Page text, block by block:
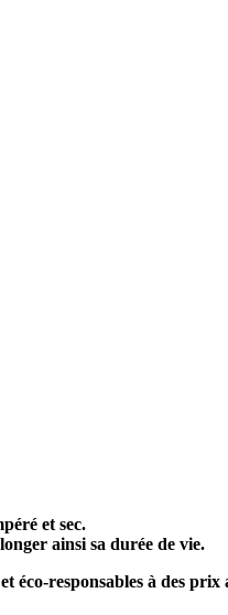
et sec.
ainsi sa durée de vie.
éco-responsables à des prix